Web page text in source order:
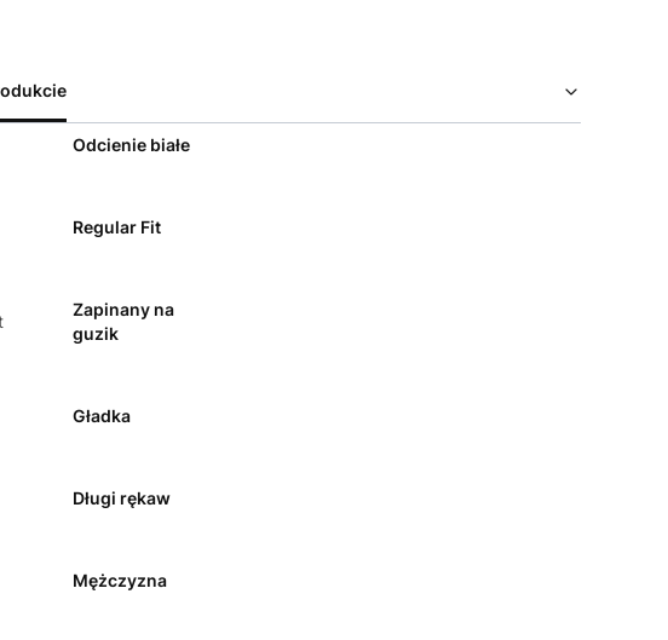
Odcienie białe
Regular Fit
Zapinany na
guzik
Gładka
Długi rękaw
Mężczyzna